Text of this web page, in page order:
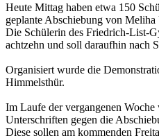
Heute Mittag haben etwa 150
geplante Abschiebung von
Die Schülerin des Friedrich-List-
achtzehn und soll daraufhin nach
Organisiert wurde die
Himmelsthür.
Im Laufe der vergangenen
Unterschriften gegen die
Diese sollen am kommenden